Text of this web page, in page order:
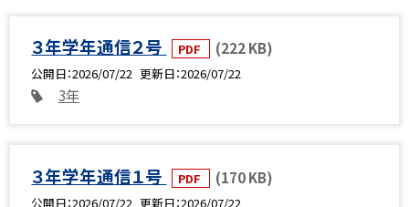
３年学年通信２号 PDF (222 KB)
公開日 2026/07/22 更新日 2026/07/22
3年
３年学年通信１号 PDF (170 KB)
公開日 2026/07/22 更新日 2026/07/22